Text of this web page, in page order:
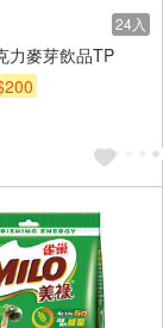
24入
力麥芽飲品TP